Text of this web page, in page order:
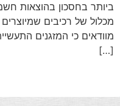
ביותר בחסכון בהוצאות
מכלול של רכיבים
מוודאים כי המזגנים
[…]